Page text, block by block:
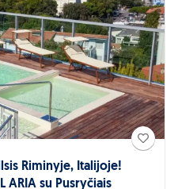
Riminyje, Italijoje!
ARIA su Pusryčiais